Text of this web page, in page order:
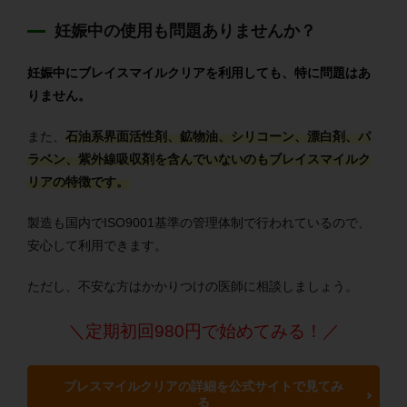
妊娠中の使用も問題ありませんか？
妊娠中にブレイスマイルクリアを利用しても、特に問題はあ
りません。
また、 石油系界面活性剤、鉱物油、シリコーン、漂白剤、パ
ラベン、紫外線吸収剤を含んでいないのもブレイスマイルク
リアの特徴です。
製造も国内でISO9001基準の管理体制で行われているので、
安心して利用できます。
ただし、不安な方はかかりつけの医師に相談しましょう。
＼定期初回980円で始めてみる！／
ブレスマイルクリアの詳細を公式サイトで見てみ
る